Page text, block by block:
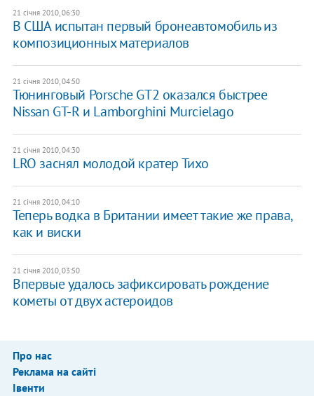
21 січня 2010, 06:30
В США испытан первый бронеавтомобиль из
композиционных материалов
21 січня 2010, 04:50
Тюнинговый Porsche GT2 оказался быстрее
Nissan GT-R и Lamborghini Murcielago
21 січня 2010, 04:30
LRO заснял молодой кратер Тихо
21 січня 2010, 04:10
Теперь водка в Британии имеет такие же права,
как и виски
21 січня 2010, 03:50
Впервые удалось зафиксировать рождение
кометы от двух астероидов
Про нас
Реклама на сайті
Івенти